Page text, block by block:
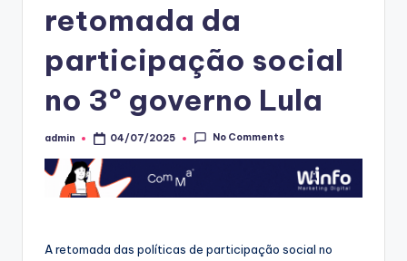
retomada da
participação social
no 3º governo Lula
Posted
admin 04/07/2025 No Comments
A retomada das políticas de participação social no